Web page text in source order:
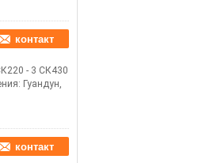
контакт
- 3 СК430
Гуандун,
контакт